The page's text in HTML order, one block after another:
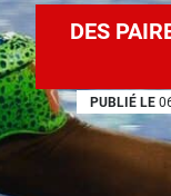
DES
PUBLIÉ LE